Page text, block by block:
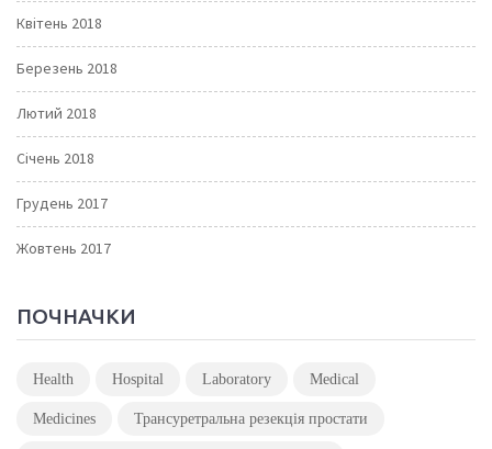
Квітень 2018
Березень 2018
Лютий 2018
Січень 2018
Грудень 2017
Жовтень 2017
ПОЧНАЧКИ
Health Hospital Laboratory Medical
Medicines Трансуретральна резекція простати